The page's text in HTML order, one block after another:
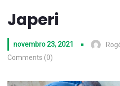
Japeri
novembro 23, 2021
Comments (0)